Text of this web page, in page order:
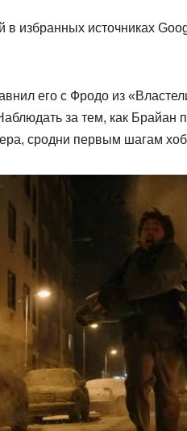
в избранных источниках
его с Фродо из
за тем, как Брайан
сродни первым шагам